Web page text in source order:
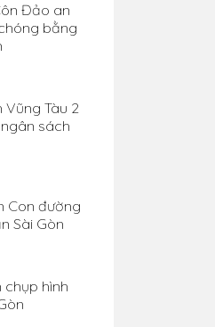
Đảo an
bằng
Vũng Tàu 2
sách
Con đường
Sài Gòn
chụp hình